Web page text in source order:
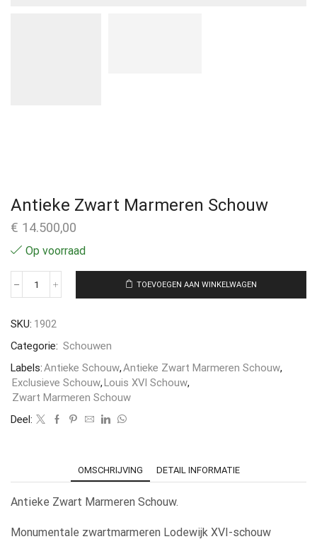
Antieke Zwart Marmeren Schouw
€ 14.500,00
Op voorraad
TOEVOEGEN AAN WINKELWAGEN
SKU: 1902
Categorie: Schouwen
Labels:Antieke Schouw,Antieke Zwart Marmeren Schouw,
Exclusieve Schouw,Louis XVI Schouw,
Zwart Marmeren Schouw
Deel:
OMSCHRIJVING DETAIL INFORMATIE
Antieke Zwart Marmeren Schouw.
Monumentale zwartmarmeren Lodewijk XVI-schouw